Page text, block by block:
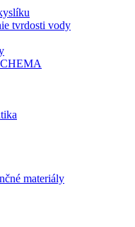
tvrdosti vody
materiály